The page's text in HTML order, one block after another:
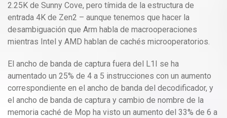
2.25K de Sunny Cove, pero tímida de la estructura de
entrada 4K de Zen2 – aunque tenemos que hacer la
desambiguación que Arm habla de macrooperaciones
mientras Intel y AMD hablan de cachés microoperatorios.
El ancho de banda de captura fuera del L1I se ha
aumentado un 25% de 4 a 5 instrucciones con un aumento
correspondiente en el ancho de banda del decodificador, y
el ancho de banda de captura y cambio de nombre de la
memoria caché de Mop ha visto un aumento del 33% de 6 a